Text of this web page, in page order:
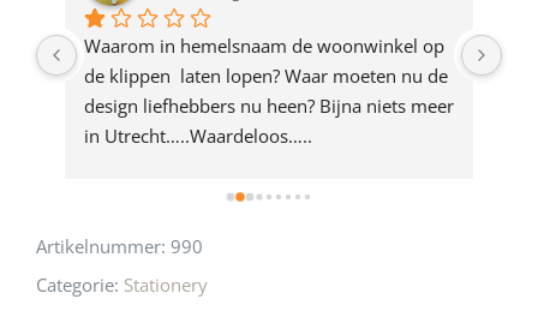
productWaarom in hemelsnaam de woonwinkel op
de klippen  laten lopen? Waar moeten nu de
design liefhebbers nu heen? Bijna niets meer
in Utrecht…..Waardeloos…..
Artikelnummer: 990
Categorie: Stationery